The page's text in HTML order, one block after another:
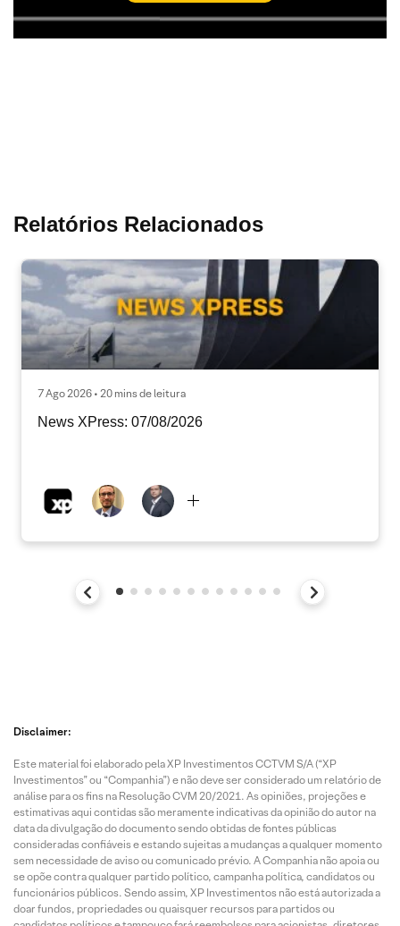
Relatórios Relacionados
7 Ago 2026 • 20 mins de leitura
News XPress: 07/08/2026
Disclaimer:
Este material foi elaborado pela XP Investimentos CCTVM S/A (“XP
Investimentos” ou “Companhia”) e não deve ser considerado um relatório de
análise para os fins na Resolução CVM 20/2021. As opiniões, projeções e
estimativas aqui contidas são meramente indicativas da opinião do autor na
data da divulgação do documento sendo obtidas de fontes públicas
consideradas confiáveis e estando sujeitas a mudanças a qualquer momento
sem necessidade de aviso ou comunicado prévio. A Companhia não apoia ou
se opõe contra qualquer partido político, campanha política, candidatos ou
funcionários públicos. Sendo assim, XP Investimentos não está autorizada a
doar fundos, propriedades ou quaisquer recursos para partidos ou